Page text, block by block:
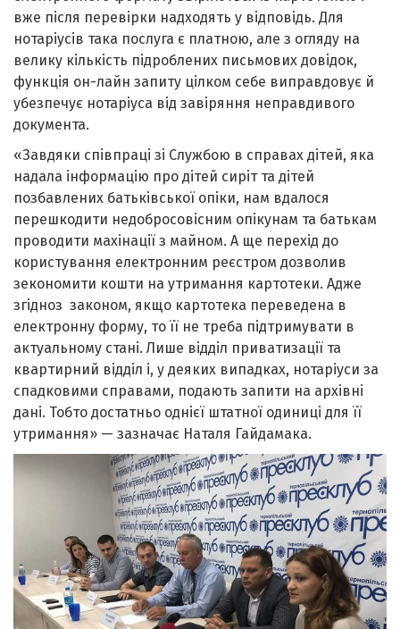
вже після перевірки надходять у відповідь. Для
нотаріусів така послуга є платною, але з огляду на
велику кількість підроблених письмових довідок,
функція он-лайн запиту цілком себе виправдовує й
убезпечує нотаріуса від завіряння неправдивого
документа.
«Завдяки співпраці зі Службою в справах дітей, яка
надала інформацію про дітей сиріт та дітей
позбавлених батьківської опіки, нам вдалося
перешкодити недобросовісним опікунам та батькам
проводити махінації з майном. А ще перехід до
користування електронним реєстром дозволив
зекономити кошти на утримання картотеки. Адже
згідноз законом, якщо картотека переведена в
електронну форму, то її не треба підтримувати в
актуальному стані. Лише відділ приватизації та
квартирний відділ і, у деяких випадках, нотаріуси за
спадковими справами, подають запити на архівні
дані. Тобто достатньо однієї штатної одиниці для її
утримання» — зазначає Наталя Гайдамака.